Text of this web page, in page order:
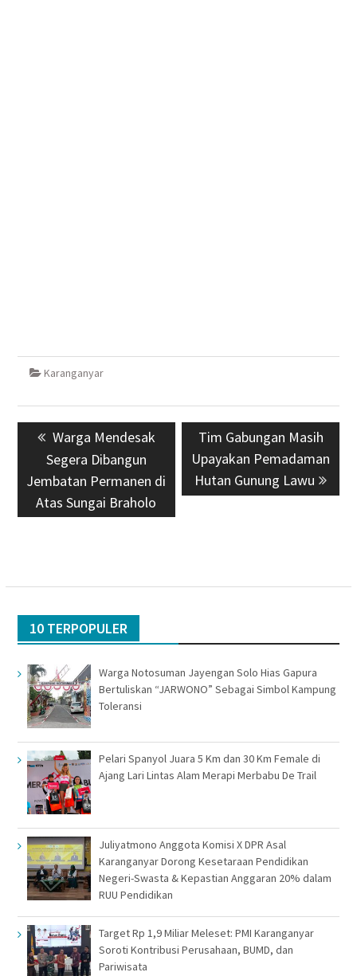
Karanganyar
Navigasi
pos Previous
post:
Warga Mendesak
Segera Dibangun
Jembatan Permanen di
Atas Sungai Braholo
Next
post:
Tim Gabungan Masih
Upayakan Pemadaman
Hutan Gunung Lawu
10 TERPOPULER
Warga Notosuman Jayengan Solo Hias Gapura
Bertuliskan “JARWONO” Sebagai Simbol Kampung
Toleransi
Pelari Spanyol Juara 5 Km dan 30 Km Female di
Ajang Lari Lintas Alam Merapi Merbabu De Trail
Juliyatmono Anggota Komisi X DPR Asal
Karanganyar Dorong Kesetaraan Pendidikan
Negeri-Swasta & Kepastian Anggaran 20% dalam
RUU Pendidikan
Target Rp 1,9 Miliar Meleset: PMI Karanganyar
Soroti Kontribusi Perusahaan, BUMD, dan
Pariwisata